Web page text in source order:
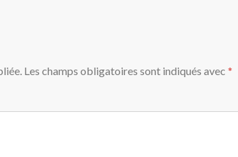
Les champs obligatoires sont indiqués avec *